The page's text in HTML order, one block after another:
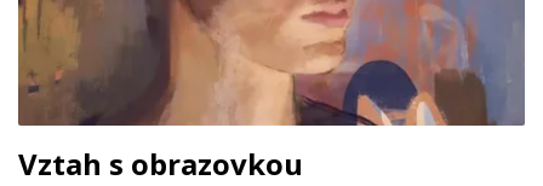
Vztah s obrazovkou